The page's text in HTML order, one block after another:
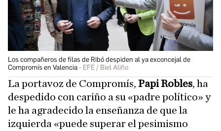
Los compañeros de filas de Ribó despiden al ya exconcejal de
Compromís en Valencia
EFE / Biel Aliño
La portavoz de Compromís, Papi Robles, ha
despedido con cariño a su «padre político» y
le ha agradecido la enseñanza de que la
izquierda «puede superar el pesimismo